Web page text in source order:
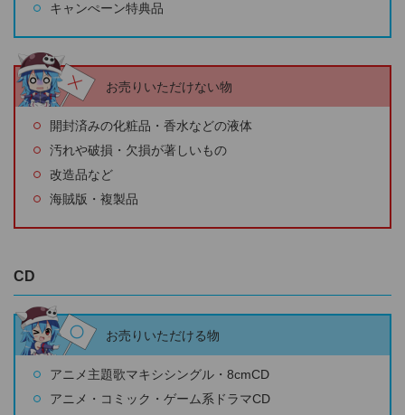
キャンぺーン特典品
お売りいただけない物
開封済みの化粧品・香水などの液体
汚れや破損・欠損が著しいもの
改造品など
海賊版・複製品
CD
お売りいただける物
アニメ主題歌マキシシングル・8cmCD
アニメ・コミック・ゲーム系ドラマCD